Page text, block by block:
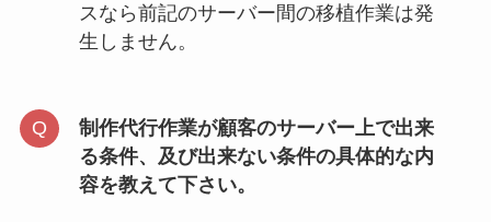
スなら前記のサーバー間の移植作業は発
生しません。
制作代行作業が顧客のサーバー上で出来
る条件、及び出来ない条件の具体的な内
容を教えて下さい。